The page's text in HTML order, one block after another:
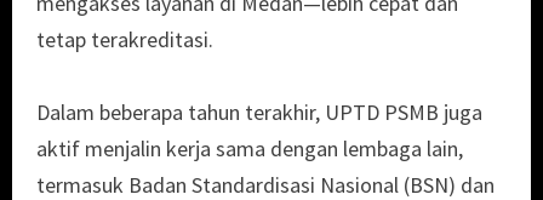
tetap terakreditasi.
Dalam beberapa tahun terakhir, UPTD PSMB juga
aktif menjalin kerja sama dengan lembaga lain,
termasuk Badan Standardisasi Nasional (BSN) dan